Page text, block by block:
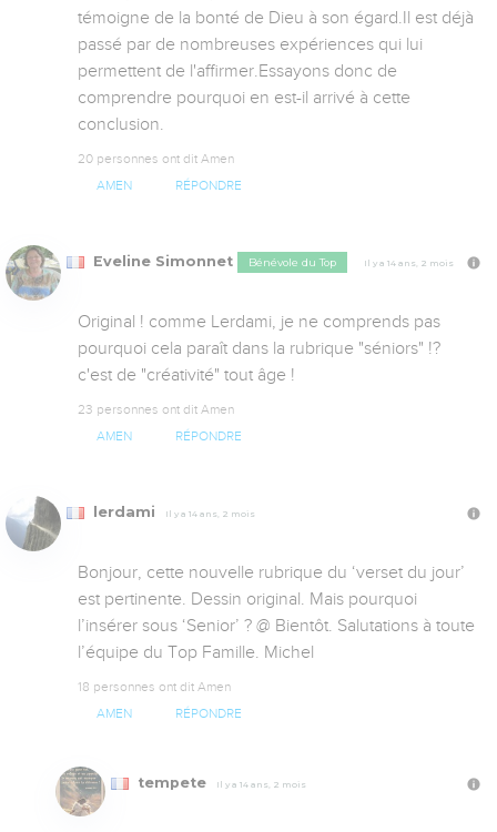
témoigne de la bonté de Dieu à son égard.Il est déjà
passé par de nombreuses expériences qui lui
permettent de l'affirmer.Essayons donc de
comprendre pourquoi en est-il arrivé à cette
conclusion.
20 personnes ont dit Amen
AMEN RÉPONDRE
Eveline Simonnet Bénévole du Top Il y a 14 ans, 2 mois
Original ! comme Lerdami, je ne comprends pas
pourquoi cela paraît dans la rubrique "séniors" !?
c'est de "créativité" tout âge !
23 personnes ont dit Amen
AMEN RÉPONDRE
lerdami Il y a 14 ans, 2 mois
Bonjour, cette nouvelle rubrique du ‘verset du jour’
est pertinente. Dessin original. Mais pourquoi
l’insérer sous ‘Senior’ ? @ Bientôt. Salutations à toute
l’équipe du Top Famille. Michel
18 personnes ont dit Amen
AMEN RÉPONDRE
tempete Il y a 14 ans, 2 mois